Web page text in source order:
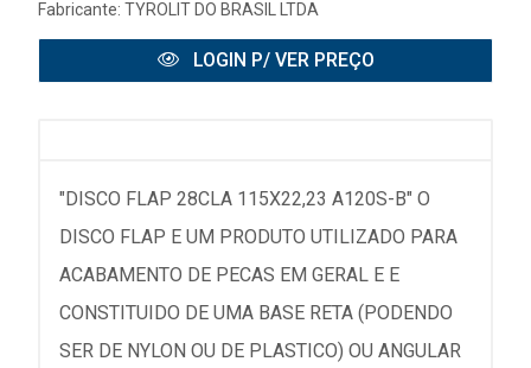
Fabricante: TYROLIT DO BRASIL LTDA
LOGIN P/ VER PREÇO
"DISCO FLAP 28CLA 115X22,23 A120S-B" O
DISCO FLAP E UM PRODUTO UTILIZADO PARA
ACABAMENTO DE PECAS EM GERAL E E
CONSTITUIDO DE UMA BASE RETA (PODENDO
SER DE NYLON OU DE PLASTICO) OU ANGULAR